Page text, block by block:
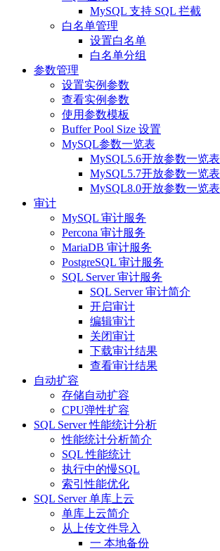
MySQL 支持 SQL 拦截
白名单管理
设置白名单
白名单分组
参数管理
设置实例参数
查看实例参数
使用参数模板
Buffer Pool Size 设置
MySQL参数一览表
MySQL5.6开放参数一览表
MySQL5.7开放参数一览表
MySQL8.0开放参数一览表
审计
MySQL 审计服务
Percona 审计服务
MariaDB 审计服务
PostgreSQL 审计服务
SQL Server 审计服务
SQL Server 审计简介
开启审计
编辑审计
关闭审计
下载审计结果
查看审计结果
自动扩容
存储自动扩容
CPU弹性扩容
SQL Server 性能统计分析
性能统计分析简介
SQL 性能统计
执行中的慢SQL
索引性能优化
SQL Server 单库上云
单库上云简介
从上传文件导入
一 本地备份